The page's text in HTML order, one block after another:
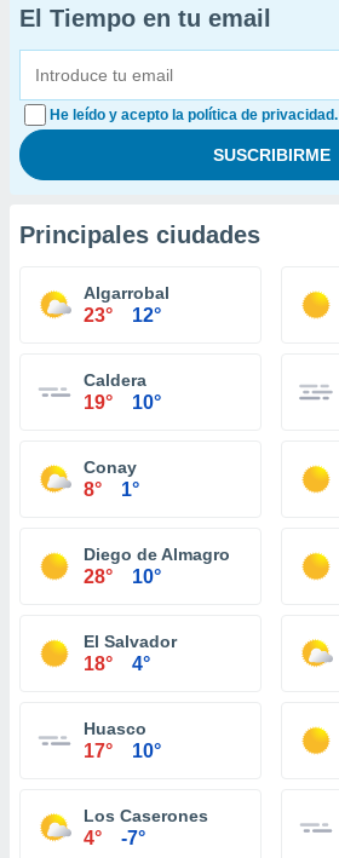
El Tiempo en tu email
He leído y acepto la política de privacidad.
Principales ciudades
Algarrobal
23° 12°
Caldera
19° 10°
Conay
8° 1°
Diego de Almagro
28° 10°
El Salvador
18° 4°
Huasco
17° 10°
Los Caserones
4° -7°